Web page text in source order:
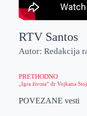
RTV Santos
Autor: Redakcija
PRETHODNO
„Igra života“ dr Vojkana
POVEZANE vesti